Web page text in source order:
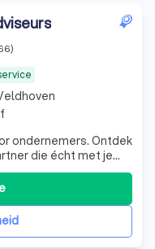
ondernemers. Ontdek
die écht met je
per maand,
over.